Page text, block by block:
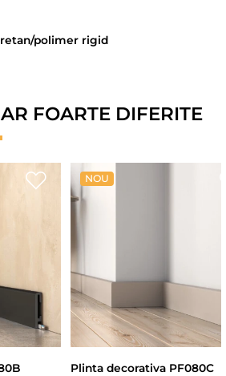
polimer rigid
FOARTE DIFERITE
NOU
Plinta decorativa PF080C